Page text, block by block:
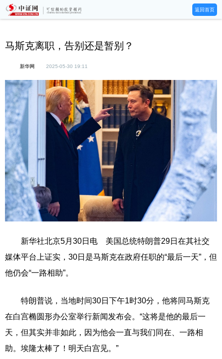
返回首页
马斯克离职，告别还是暂别？
新华网 2025-05-30 19:11
新华社北京5月30日电 美国总统特朗普29日在其社交
媒体平台上证实，30日是马斯克在政府任职的“最后一天”，但
他仍会“一路相助”。
特朗普说，当地时间30日下午1时30分，他将同马斯克
在白宫椭圆形办公室举行新闻发布会。“这将是他的最后一
天，但其实并非如此，因为他会一直与我们同在、一路相
助。埃隆太棒了！明天白宫见。”